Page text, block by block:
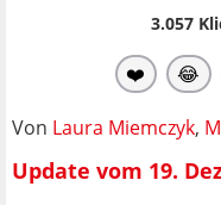
3.057
❤️ 😂
Von Laura Miemczyk,
Update vom 19.